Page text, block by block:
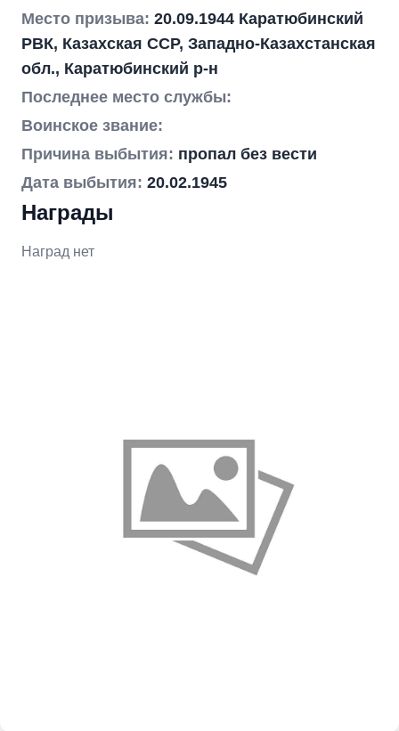
Место призыва: 20.09.1944 Каратюбинский
РВК, Казахская ССР, Западно-Казахстанская
обл., Каратюбинский р-н
Последнее место службы:
Воинское звание:
Причина выбытия: пропал без вести
Дата выбытия: 20.02.1945
Награды
Наград нет